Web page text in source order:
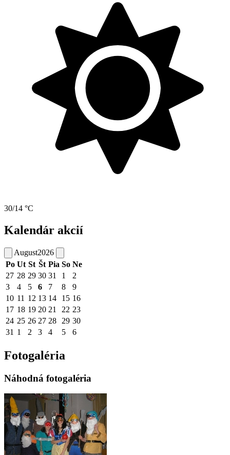
30/14 °C
Kalendár akcií
August2026
Po Ut St Št Pia So Ne
27 28 29 30 31 1
2
3
4 5 6 7 8
9
10 11 12 13 14 15 16
17 18 19 20 21 22 23
24 25 26 27 28 29 30
31 1 2 3 4 5 6
Fotogaléria
Náhodná fotogaléria